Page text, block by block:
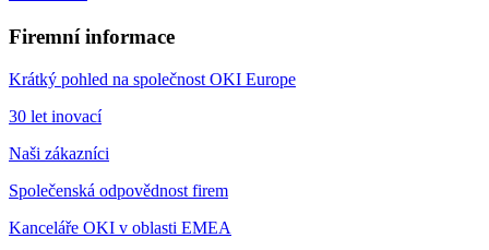
Firemní informace
Krátký pohled na společnost OKI Europe
30 let inovací
Naši zákazníci
Společenská odpovědnost firem
Kanceláře OKI v oblasti EMEA